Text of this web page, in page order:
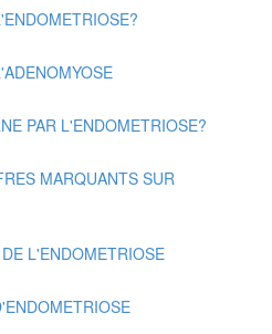
PAR L'ENDOMETRIOSE?
MARQUANTS SUR
L'ENDOMETRIOSE